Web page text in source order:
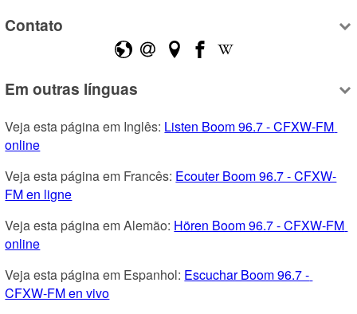
Contato
Em outras línguas
Veja esta página em Inglês: Listen Boom 96.7 - CFXW-FM
online
Veja esta página em Francês: Ecouter Boom 96.7 - CFXW-
FM en ligne
Veja esta página em Alemão: Hören Boom 96.7 - CFXW-FM
online
Veja esta página em Espanhol: Escuchar Boom 96.7 -
CFXW-FM en vivo